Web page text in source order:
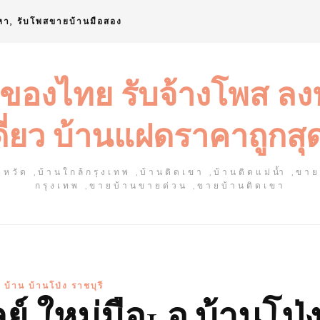
, รับโพสขายบ้านมือสอง
งไทย รับจ้างโพส ล
ยว บ้านแฝดราคาถูกสุ
วัด ,บ้านใกล้กรุงเทพ ,บ้านติดเขา ,บ้านติดแม่น้ำ ,ข
กรุงเทพ ,ขายบ้านขายด่วน ,ขายบ้านติดเขา
บ้าน บ้านโป่ง ราชบุรี